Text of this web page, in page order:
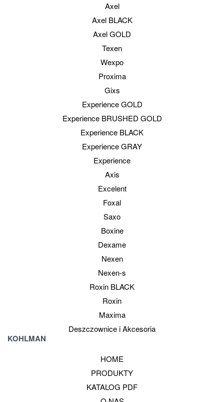
Axel
Axel BLACK
Axel GOLD
Texen
Wexpo
Proxima
Gixs
Experience GOLD
Experience BRUSHED GOLD
Experience BLACK
Experience GRAY
Experience
Axis
Excelent
Foxal
Saxo
Boxine
Dexame
Nexen
Nexen-s
Roxin BLACK
Roxin
Maxima
Deszczownice i Akcesoria
KOHLMAN
HOME
PRODUKTY
KATALOG PDF